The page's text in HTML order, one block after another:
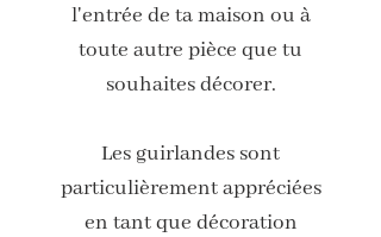
l'entrée de ta maison ou à
toute autre pièce que tu
souhaites décorer.
Les guirlandes sont
particulièrement appréciées
en tant que décoration